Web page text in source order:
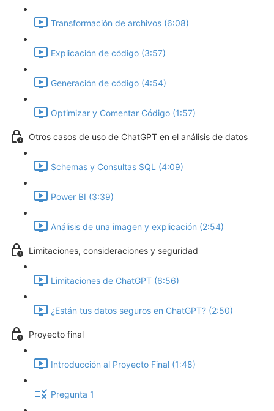
Transformación de archivos (6:08)
Explicación de código (3:57)
Generación de código (4:54)
Optimizar y Comentar Código (1:57)
Otros casos de uso de ChatGPT en el análisis de datos
Schemas y Consultas SQL (4:09)
Power BI (3:39)
Análisis de una imagen y explicación (2:54)
Limitaciones, consideraciones y seguridad
Limitaciones de ChatGPT (6:56)
¿Están tus datos seguros en ChatGPT? (2:50)
Proyecto final
Introducción al Proyecto Final (1:48)
Pregunta 1